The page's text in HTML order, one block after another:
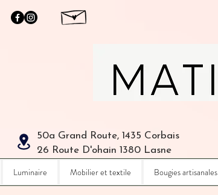
50a Grand Route, 1435 Corbais
26 Route D'ohain 1380 Lasne
Luminaire Mobilier et textile Bougies artisanales